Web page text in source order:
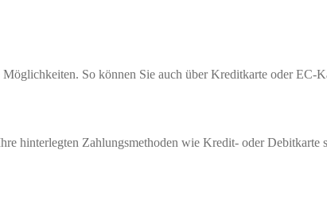
So können Sie auch über Kreditkarte oder EC-
hinterlegten Zahlungsmethoden wie Kredit- oder Debitkarte